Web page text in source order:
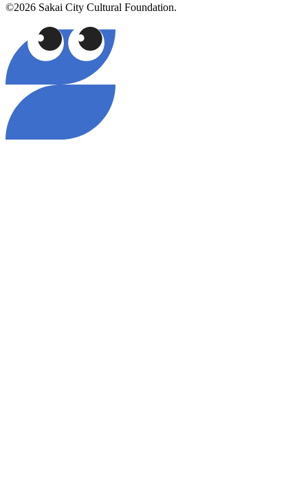
©2026 Sakai City Cultural Foundation.